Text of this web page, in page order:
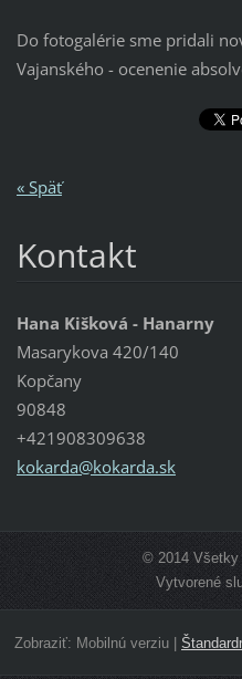
Do fotogalérie sme pridali
Vajanského - ocenenie
« Späť
Kontakt
Hana Kišková - Hanarny
Masarykova 420/140
Kopčany
90848
+421908309638
kokarda@kokarda.sk
© 2014 Všetky
Vytvorené
Zobraziť: Mobilnú verziu|